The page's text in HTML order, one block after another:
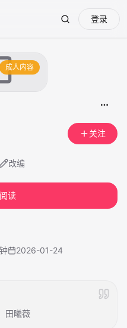
Search登录
成人内容
关注
改编
读
2026-01-24
田曦薇